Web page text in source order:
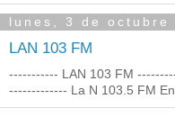
lunes, 3 de octubre
LAN 103 FM
----------- LAN 103 FM
------------- La N 103.5 FM